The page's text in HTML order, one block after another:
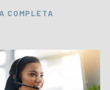
COMPLETA